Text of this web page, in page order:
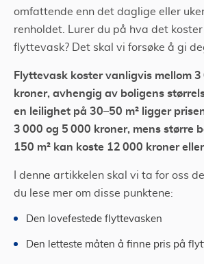
omfattende enn det daglige eller
renholdet. Lurer du på hva det koster
flyttevask? Det skal vi forsøke å gi
Flyttevask koster vanligvis mellom
kroner, avhengig av boligens
en leilighet på 30–50 m² ligger
3 000 og 5 000 kroner, mens større
150 m² kan koste 12 000 kroner
I denne artikkelen skal vi ta for oss
du lese mer om disse punktene:
Den lovefestede flyttevasken
Den letteste måten å finne pris på